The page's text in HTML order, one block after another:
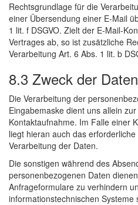
Rechtsgrundlage für die
einer Übersendung einer E-Mail
1 lit. f DSGVO. Zielt der E-Mail-
Vertrages ab, so ist zusätzliche
Verarbeitung Art. 6 Abs. 1 lit. b
8.3 Zweck der
Die Verarbeitung der
Eingabemaske dient uns allein
Kontaktaufnahme. Im Falle einer
liegt hieran auch das
Verarbeitung der Daten.
Die sonstigen während des
personenbezogenen Daten
Anfrageformulare zu verhindern
informationstechnischen Systeme